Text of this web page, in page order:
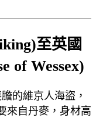
至英國
of Wessex)
的維京人海盜，
來自丹麥，身材高